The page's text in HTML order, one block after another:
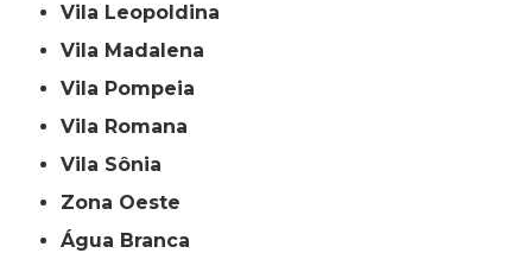
Vila Leopoldina
Vila Madalena
Vila Pompeia
Vila Romana
Vila Sônia
Zona Oeste
Água Branca